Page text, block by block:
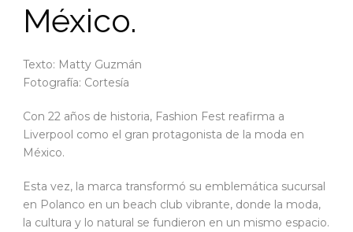
México.
Texto: Matty Guzmán
Fotografía: Cortesía
Con 22 años de historia, Fashion Fest reafirma a
Liverpool como el gran protagonista de la moda en
México.
Esta vez, la marca transformó su emblemática sucursal
en Polanco en un beach club vibrante, donde la moda,
la cultura y lo natural se fundieron en un mismo espacio.